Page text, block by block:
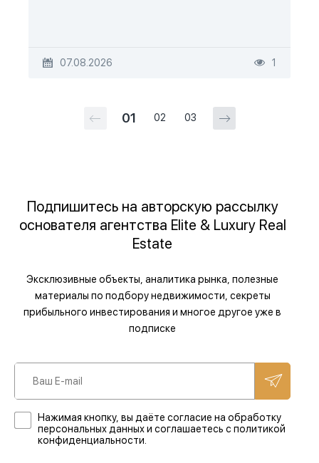
07.08.2026 1
01 02 03
Подпишитесь на авторскую рассылку
основателя агентства Elite & Luxury Real
Estate
Эксклюзивные объекты, аналитика рынка, полезные
материалы по подбору недвижимости, секреты
прибыльного инвестирования и многое другое уже в
подписке
Нажимая кнопку, вы даёте согласие на обработку
персональных данных и соглашаетесь с политикой
конфиденциальности.